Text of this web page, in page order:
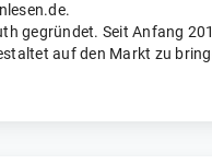
gegründet. Seit Anfang
auf den Markt zu